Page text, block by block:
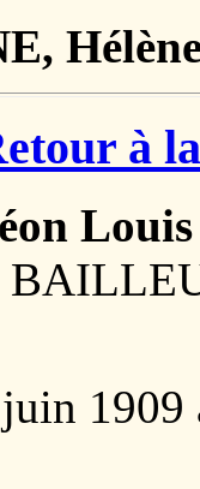
à
Louis